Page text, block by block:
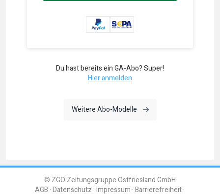
Du hast bereits ein GA-Abo? Super!
Hier anmelden
Weitere Abo-Modelle
© ZGO Zeitungsgruppe Ostfriesland GmbH
AGB Datenschutz Impressum Barrierefreiheit